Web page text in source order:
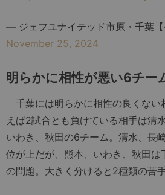
— ジェフユナイテッド市原・千葉
November 25, 2024
明らかに相性が悪い6チー
千葉には明らかに相性の良くない
えば2試合とも負けている相手は清
いわき、秋田の6チーム。清水、長
位が上だが、熊本、いわき、秋田は
の問題。大きく分けると2種類の苦手